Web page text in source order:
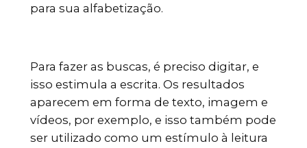
para sua alfabetização.
Para fazer as buscas, é preciso digitar, e
isso estimula a escrita. Os resultados
aparecem em forma de texto, imagem e
vídeos, por exemplo, e isso também pode
ser utilizado como um estímulo à leitura